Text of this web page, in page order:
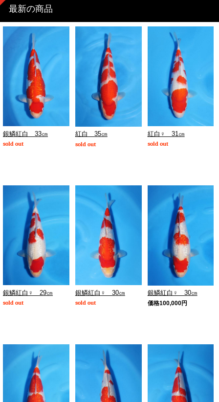
最新の商品
銀鱗紅白 33㎝
sold out
紅白 35㎝
sold out
紅白♀ 31㎝
sold out
銀鱗紅白♀ 29㎝
sold out
銀鱗紅白♀ 30㎝
sold out
銀鱗紅白♀ 30㎝
価格100,000円